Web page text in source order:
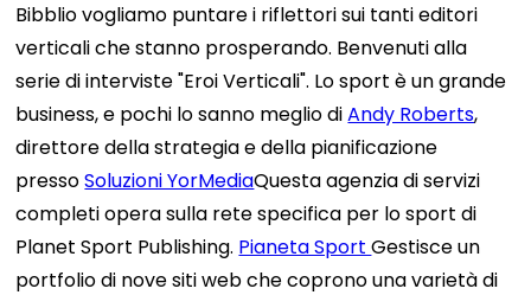
Bibblio vogliamo puntare i riflettori sui tanti editori
verticali che stanno prosperando. Benvenuti alla
serie di interviste "Eroi Verticali". Lo sport è un grande
business, e pochi lo sanno meglio diAndy Roberts,
direttore della strategia e della pianificazione
pressoSoluzioni YorMediaQuesta agenzia di servizi
completi opera sulla rete specifica per lo sport di
Planet Sport Publishing. Pianeta SportGestisce un
portfolio di nove siti web che coprono una varietà di